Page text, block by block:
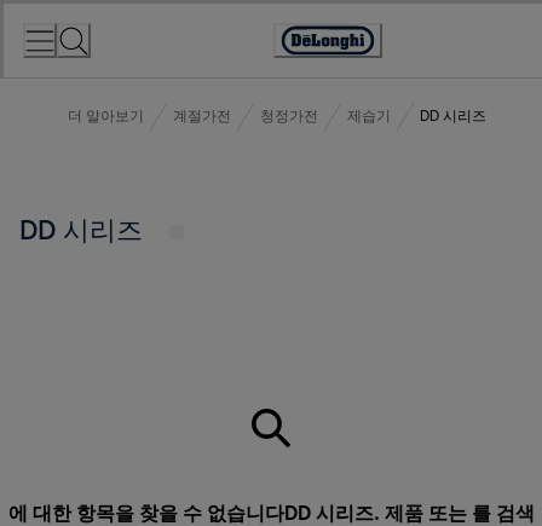
Accessibility
더 알아보기 계절가전 청정가전 제습기 DD 시리즈
DD 시리즈
에 대한 항목을 찾을 수 없습니다DD 시리즈. 제품 또는 를 검색